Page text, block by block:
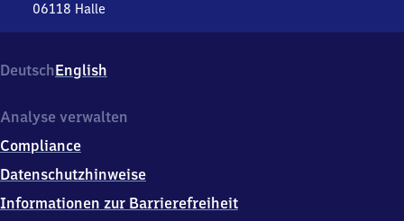
06118 Halle
Hans-
Dittmarstr.
0
1
1
Halle
DeutschEnglish
Analyse verwalten
Compliance
Datenschutzhinweise
Informationen zur Barrierefreiheit